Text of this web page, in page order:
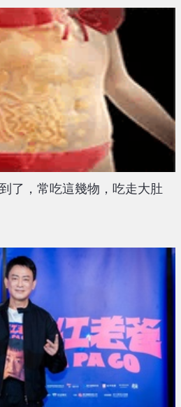
了，常吃這幾物，吃走大肚